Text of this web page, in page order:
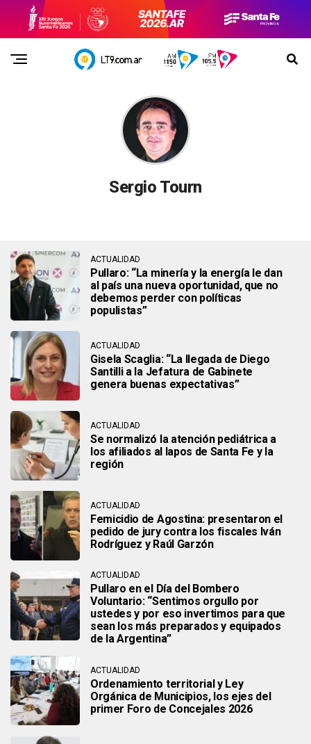
Sergio Tourn
ACTUALIDAD
Pullaro: “La minería y la energía le dan
al país una nueva oportunidad, que no
debemos perder con políticas
populistas”
ACTUALIDAD
Gisela Scaglia: “La llegada de Diego
Santilli a la Jefatura de Gabinete
genera buenas expectativas”
ACTUALIDAD
Se normalizó la atención pediátrica a
los afiliados al Iapos de Santa Fe y la
región
ACTUALIDAD
Femicidio de Agostina: presentaron el
pedido de jury contra los fiscales Iván
Rodríguez y Raúl Garzón
ACTUALIDAD
Pullaro en el Día del Bombero
Voluntario: “Sentimos orgullo por
ustedes y por eso invertimos para que
sean los más preparados y equipados
de la Argentina”
ACTUALIDAD
Ordenamiento territorial y Ley
Orgánica de Municipios, los ejes del
primer Foro de Concejales 2026